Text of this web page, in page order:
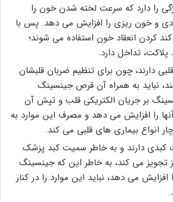
را دارد که سرعت لخته شدن خون را
و خون ریزی را افزایش می دهد. پس با
کردن انعقاد خون استفاده می شوند؛
تداخل دارد.
دارند، چون برای تنظیم ضربان قلبشان
نباید به همراه آن قرص جینسینگ
بر جریان الکتریکی قلب و تپش آن
را افزایش می دهد و مصرف این موارد به
انواع بیماری های قلبی می کند.
کبدی دارند و به خاطر سمیت کبد پزشک
تجویز می کند، به خاطر این که جینسینگ
می دهد، نباید این موارد را در کنار